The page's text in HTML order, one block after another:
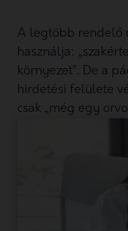
A legtöbb rendelő
használja:
környezet”. De a
hirdetési felülete
csak „még egy